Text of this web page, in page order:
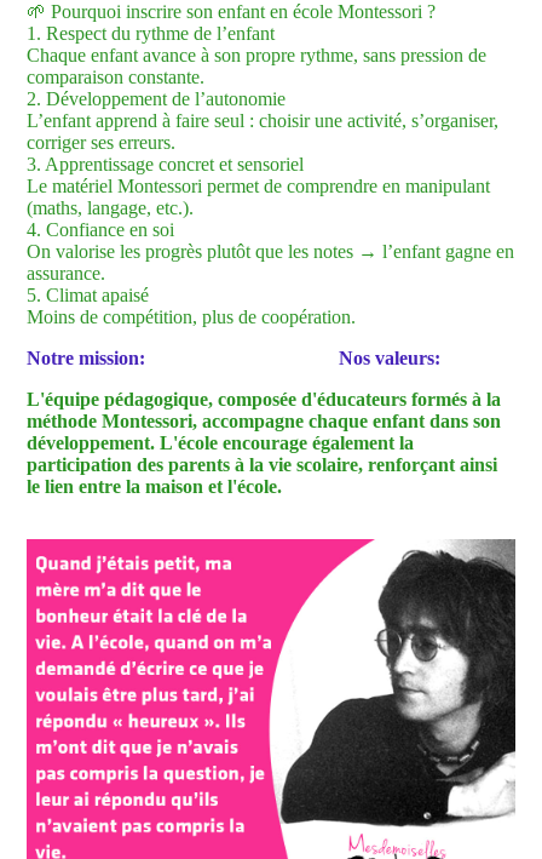
🌱 Pourquoi inscrire son enfant en école Montessori ?
1. Respect du rythme de l’enfant
Chaque enfant avance à son propre rythme, sans pression de
comparaison constante.
2. Développement de l’autonomie
L’enfant apprend à faire seul : choisir une activité, s’organiser,
corriger ses erreurs.
3. Apprentissage concret et sensoriel
Le matériel Montessori permet de comprendre en manipulant
(maths, langage, etc.).
4. Confiance en soi
On valorise les progrès plutôt que les notes → l’enfant gagne en
assurance.
5. Climat apaisé
Moins de compétition, plus de coopération.
Notre mission:
Nos valeurs:
L'équipe pédagogique, composée d'éducateurs formés à la
méthode Montessori, accompagne chaque enfant dans son
développement. L'école encourage également la
participation des parents à la vie scolaire, renforçant ainsi
le lien entre la maison et l'école.